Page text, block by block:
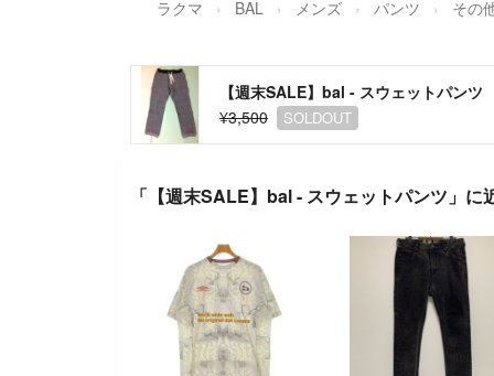
ラクマ BAL メンズ パンツ その
【週末SALE】bal - スウェットパンツ
¥3,500
SOLDOUT
「【週末SALE】bal - スウェットパンツ」に